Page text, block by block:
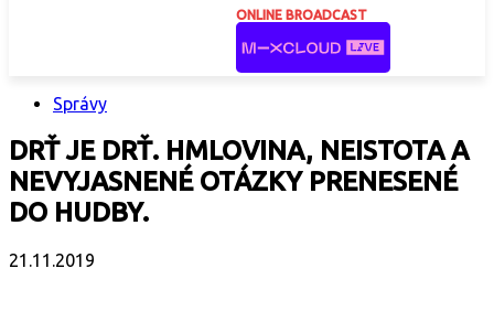
ONLINE BROADCAST
Správy
DRŤ JE DRŤ. HMLOVINA, NEISTOTA A
NEVYJASNENÉ OTÁZKY PRENESENÉ
DO HUDBY.
21.11.2019